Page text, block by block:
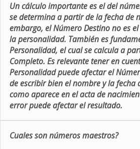
Un cálculo importante es el del
se determina a partir de la fecha de
embargo, el Número Destino no es
la personalidad. También es
Personalidad, el cual se calcula a
Completo. Es relevante tener en
Personalidad puede afectar el
de escribir bien el nombre y la fecha
como aparece en el acta de
error puede afectar el resultado.
Cuales son números maestros?